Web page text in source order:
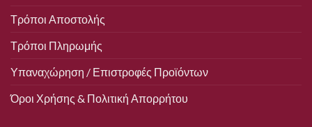
Τρόποι Αποστολής
Τρόποι Πληρωμής
Υπαναχώρηση / Επιστροφές Προϊόντων
Όροι Χρήσης & Πολιτική Απορρήτου